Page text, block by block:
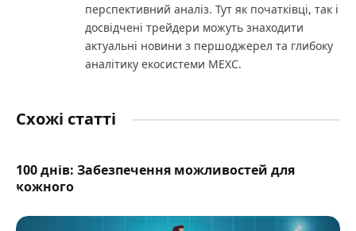
перспективний аналіз. Тут як початківці, так і
досвідчені трейдери можуть знаходити
актуальні новини з першоджерел та глибоку
аналітику екосистеми MEXC.
Схожі статті
100 днів: Забезпечення можливостей для
кожного